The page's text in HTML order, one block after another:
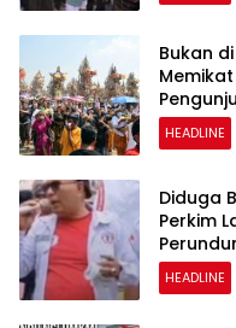
Bukan
HEADLINE
Diduga
Perkim
HEADLINE